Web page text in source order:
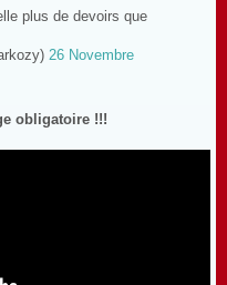
plus de devoirs que
26 Novembre
obligatoire !!!